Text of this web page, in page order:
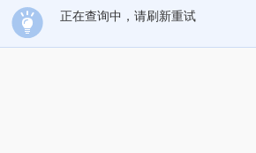
正在查询中，请刷新重试